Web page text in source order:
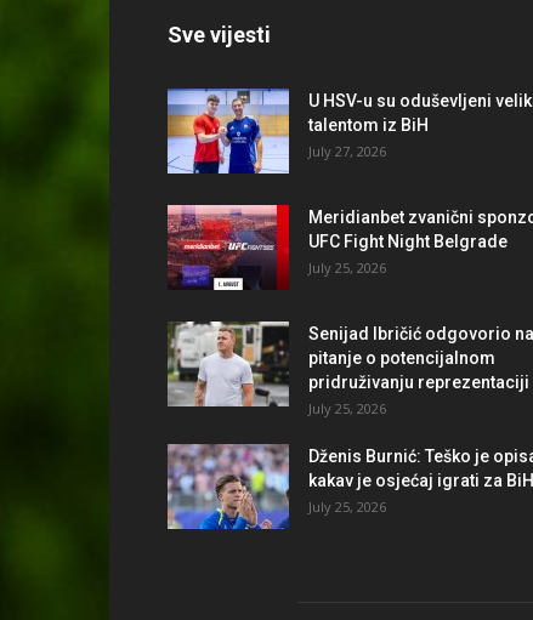
Sve vijesti
U HSV-u su oduševljeni
talentom iz BiH
July 27, 2026
Meridianbet zvanični
UFC Fight Night Belgrade
July 25, 2026
Senijad Ibričić odgovorio na
pitanje o potencijalnom
pridruživanju reprezentaciji
July 25, 2026
Dženis Burnić: Teško je
kakav je osjećaj igrati za BiH
July 25, 2026